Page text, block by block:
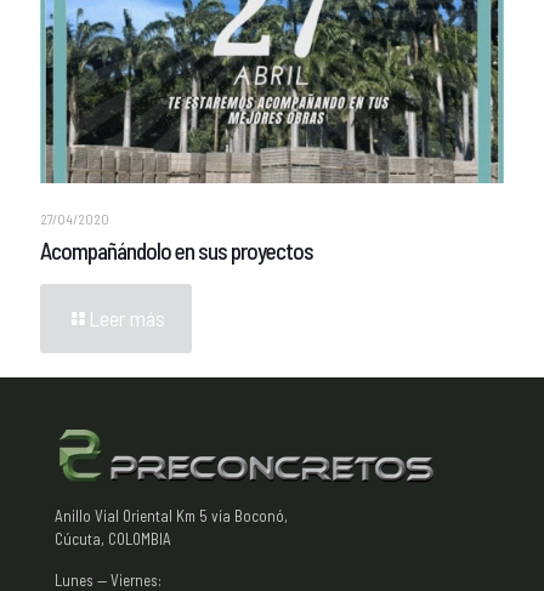
27/04/2020
Acompañándolo en sus proyectos
Leer más
Anillo Vial Oriental Km 5 vía Boconó,
Cúcuta, COLOMBIA
Lunes — Viernes: